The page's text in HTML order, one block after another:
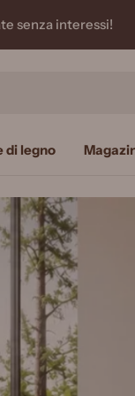
senza interessi!
di legno